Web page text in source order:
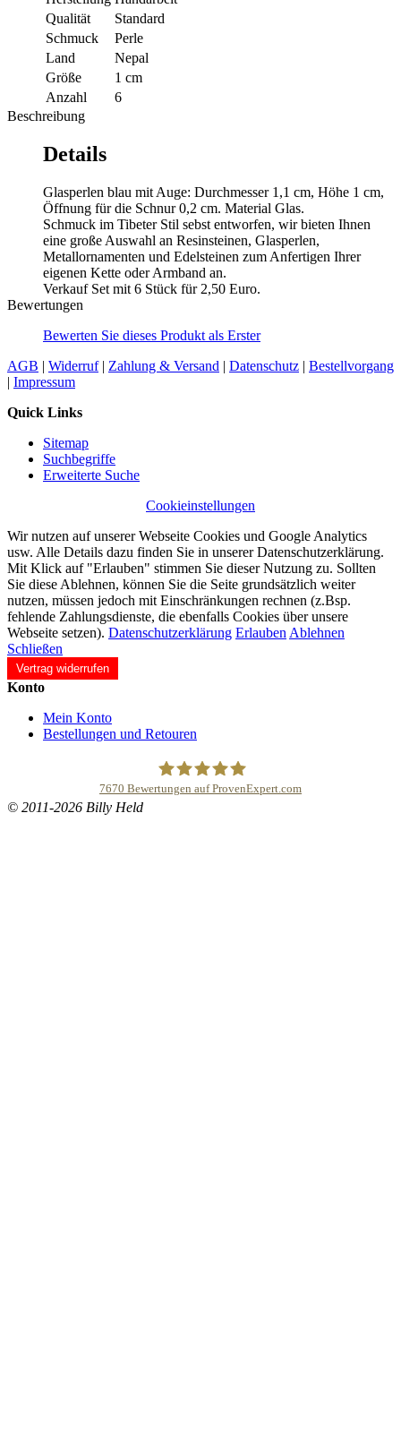
Qualität
Standard
Schmuck
Perle
Land
Nepal
Größe
1 cm
Anzahl
6
Beschreibung
Details
Glasperlen blau mit Auge: Durchmesser 1,1 cm, Höhe 1 cm,
Öffnung für die Schnur 0,2 cm. Material Glas.
Schmuck im Tibeter Stil sebst entworfen, wir bieten Ihnen
eine große Auswahl an Resinsteinen, Glasperlen,
Metallornamenten und Edelsteinen zum Anfertigen Ihrer
eigenen Kette oder Armband an.
Verkauf Set mit 6 Stück für 2,50 Euro.
Bewertungen
Bewerten Sie dieses Produkt als Erster
AGB | Widerruf| Zahlung & Versand | Datenschutz | Bestellvorgang
| Impressum
Quick Links
Sitemap
Suchbegriffe
Erweiterte Suche
Cookieinstellungen
Wir nutzen auf unserer Webseite Cookies und Google Analytics
usw. Alle Details dazu finden Sie in unserer Datenschutzerklärung.
Mit Klick auf "Erlauben" stimmen Sie dieser Nutzung zu. Sollten
Sie diese Ablehnen, können Sie die Seite grundsätzlich weiter
nutzen, müssen jedoch mit Einschränkungen rechnen (z.Bsp.
fehlende Zahlungsdienste, die ebenfalls Cookies über unsere
Webseite setzen). Datenschutzerklärung Erlauben Ablehnen
Schließen
Vertrag widerrufen
Konto
Mein Konto
Bestellungen und Retouren
7670 Bewertungen auf ProvenExpert.com
© 2011-2026 Billy Held